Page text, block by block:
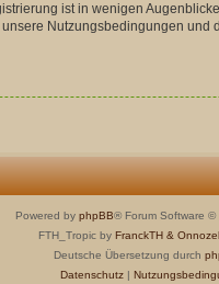
ist in wenigen
Nutzungsbedingungen
Powered by phpBB® Forum Software ©
FTH_Tropic by FranckTH &
Deutsche Übersetzung durch
Datenschutz|